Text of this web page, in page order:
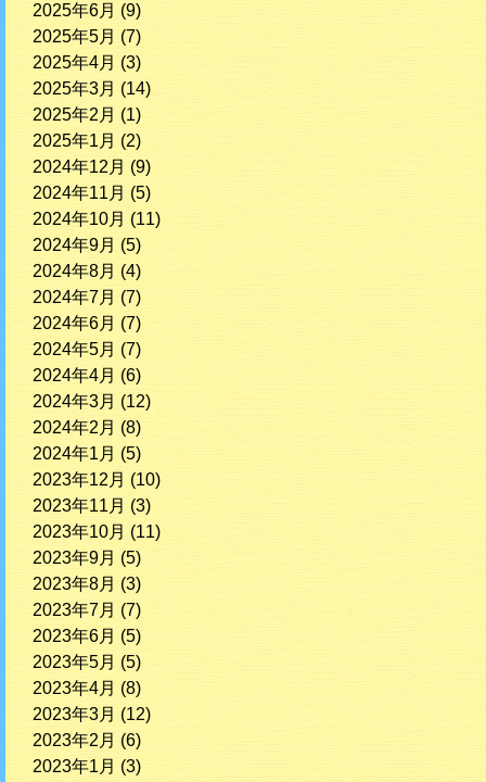
2025年6月 (9)
2025年5月 (7)
2025年4月 (3)
2025年3月 (14)
2025年2月 (1)
2025年1月 (2)
2024年12月 (9)
2024年11月 (5)
2024年10月 (11)
2024年9月 (5)
2024年8月 (4)
2024年7月 (7)
2024年6月 (7)
2024年5月 (7)
2024年4月 (6)
2024年3月 (12)
2024年2月 (8)
2024年1月 (5)
2023年12月 (10)
2023年11月 (3)
2023年10月 (11)
2023年9月 (5)
2023年8月 (3)
2023年7月 (7)
2023年6月 (5)
2023年5月 (5)
2023年4月 (8)
2023年3月 (12)
2023年2月 (6)
2023年1月 (3)